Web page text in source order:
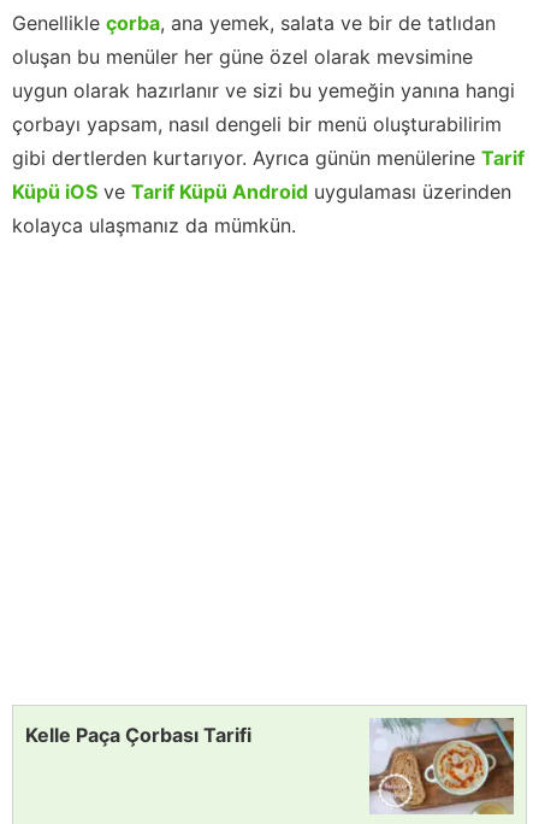
Genellikle çorba, ana yemek, salata ve bir de tatlıdan
oluşan bu menüler her güne özel olarak mevsimine
uygun olarak hazırlanır ve sizi bu yemeğin yanına hangi
çorbayı yapsam, nasıl dengeli bir menü oluşturabilirim
gibi dertlerden kurtarıyor. Ayrıca günün menülerine Tarif
Küpü iOS ve Tarif Küpü Android uygulaması üzerinden
kolayca ulaşmanız da mümkün.
Kelle Paça Çorbası Tarifi